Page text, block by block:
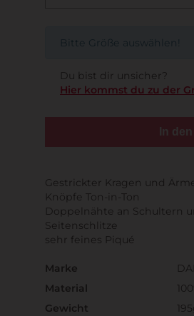
Bitte Größe auswählen!
Du bist dir unsicher?
Hier kommst du zu der
In
Gestrickter Kragen und
Knöpfe Ton-in-Ton
Doppelnähte an Schultern
Seitenschlitze
sehr feines Piqué
Marke
Material
Gewicht